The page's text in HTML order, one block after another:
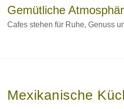
Gemütliche
Cafes stehen für Ruhe, Genuss
Mexikanische